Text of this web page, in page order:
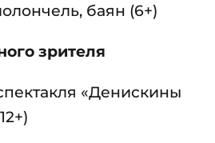
баян (6+)
зрителя
«Денискины